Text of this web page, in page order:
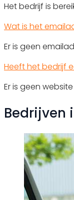
Het bedrijf is
Wat is het
Er is geen
Heeft het bedrijf
Er is geen
Bedrijven